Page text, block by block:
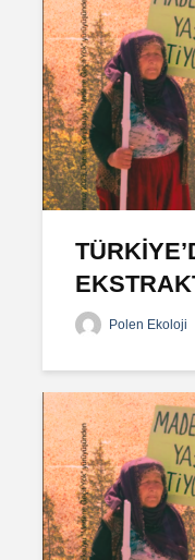
Polen Ekoloji